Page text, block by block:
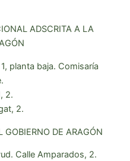
ADSCRITA A LA
planta baja. Comisaría
2.
2.
GOBIERNO DE ARAGÓN
Calle Amparados, 2.